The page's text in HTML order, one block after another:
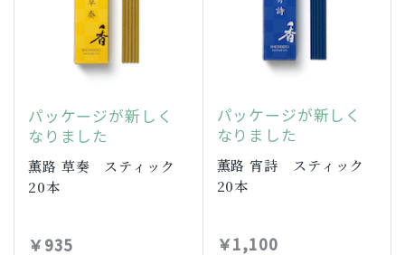
パッケージが新しく
なりました
薫路 草奏 スティック
20本
￥935
パッケージが新しく
なりました
薫路 宵詩 スティック
20本
￥1,100